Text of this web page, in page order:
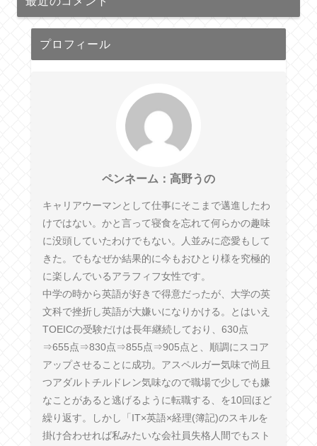
プロフィール
ペンネーム：高野うの
キャリアウーマンとして仕事にそこまで邁進したわ
けではない。かと言って寝食を忘れて何らかの趣味
に没頭していたわけでもない。人並みに恋愛もして
きた。でもなぜか結果的に今もおひとり様を究極的
に楽しんでいるアラフィフ女性です。
中学の時から英語が好きで得意だったが、大学の英
文科で挫折し英語が大嫌いになりかける。とはいえ
TOEICの受験だけは長年継続しており、630点
⇒655点⇒830点⇒855点⇒905点と、順調にスコア
アップさせることに成功。アスペルガー気味で尚且
つアダルトチルドレン気味なので職場で少しでも嫌
なことがあると逃げるように転職する、を10回ほど
繰り返す。しかし「IT×英語×経理(簿記)のスキルを
掛け合わせれば私みたいな会社員失格人間でもスト